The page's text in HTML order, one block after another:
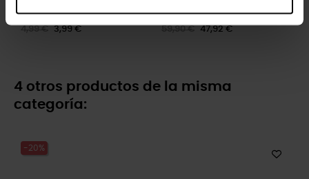
3,99 € 47,92 €
4 otros productos de la misma
categoría:
-20%